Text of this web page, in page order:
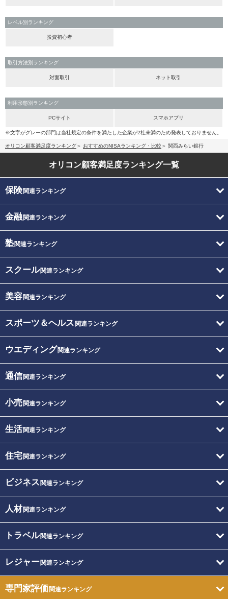
レベル別ランキング
投資初心者
取引方法別ランキング
対面取引 ネット取引
利用形態別ランキング
PCサイト スマホアプリ
※文字がグレーの部門は当社規定の条件を満たした企業が2社未満のため発表しておりません。
オリコン顧客満足度ランキング おすすめのNISAランキング・比較 関西みらい銀行
オリコン顧客満足度ランキング一覧
保険関連ランキング
金融関連ランキング
塾関連ランキング
スクール関連ランキング
美容関連ランキング
スポーツ＆ヘルス 関連ランキング
ウエディング関連ランキング
通信関連ランキング
小売関連ランキング
生活関連ランキング
住宅関連ランキング
ビジネス 関連ランキング
人材関連ランキング
トラベル関連ランキング
レジャー関連ランキング
専門家評価関連ランキング